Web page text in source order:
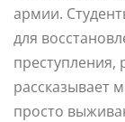
армии.
для
преступления,
рассказывает
просто